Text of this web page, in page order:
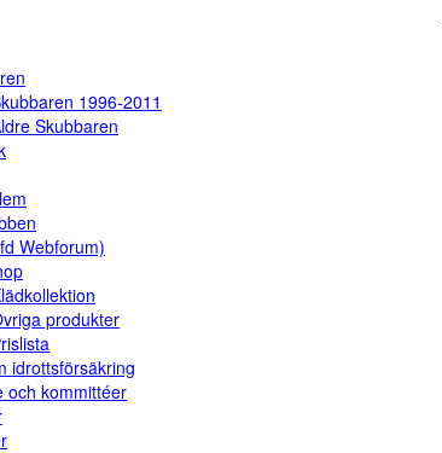
1996-2011
Skubbaren
Webforum)
produkter
idrottsförsäkring
och kommittéer